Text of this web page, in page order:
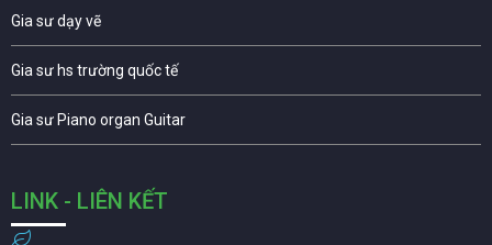
Gia sư dạy vẽ
Gia sư hs trường quốc tế
Gia sư Piano organ Guitar
LINK - LIÊN KẾT